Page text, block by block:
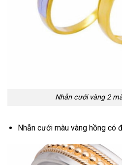
Nhẫn cưới vàng 2
Nhẫn cưới màu vàng hồng có